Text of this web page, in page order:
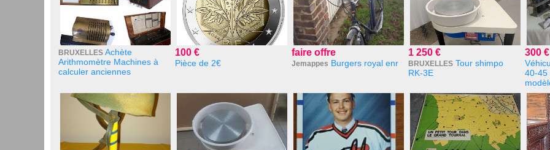
BRUXELLES Achète
Arithmomètre Machines à
calculer anciennes
100 €
Pièce de 2€
faire offre
Jemappes Burgers royal enr
1 250 €
BRUXELLES Tour shimpo
RK-3E
300 €
40-45